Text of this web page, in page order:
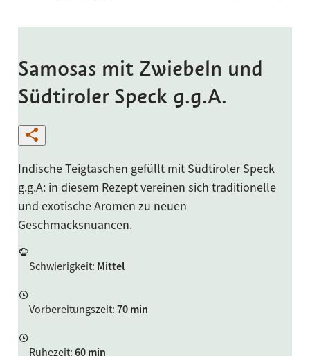
Samosas mit Zwiebeln und
Südtiroler Speck g.g.A.
Indische Teigtaschen gefüllt mit Südtiroler Speck
g.g.A: in diesem Rezept vereinen sich traditionelle
und exotische Aromen zu neuen
Geschmacksnuancen.
Schwierigkeit: Mittel
Vorbereitungszeit: 70 min
Ruhezeit: 60 min